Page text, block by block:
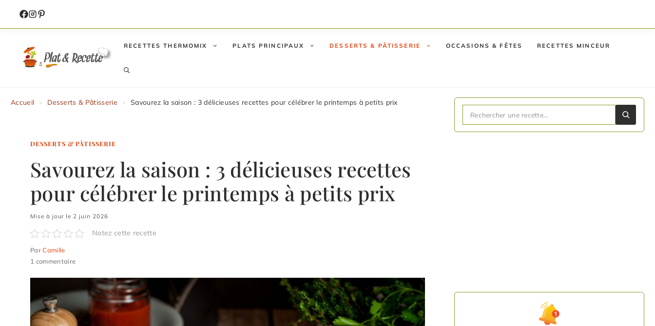
contenu
RECETTES THERMOMIX PLATS PRINCIPAUX DESSERTS & PÂTISSERIE OCCASIONS & FÊTES RECETTES MINCEUR
Accueil - Desserts & Pâtisserie - Savourez la saison : 3 délicieuses recettes pour célébrer le printemps à petits prix
DESSERTS & PÂTISSERIE
Savourez la saison : 3 délicieuses recettes
pour célébrer le printemps à petits prix
Mise à jour le 2 juin 2026
Notez cette recette
ParCamille
1 commentaire